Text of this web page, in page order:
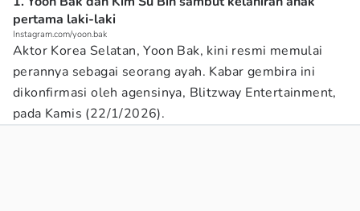
pertama laki-laki
Instagram.com/yoon.bak
Aktor Korea Selatan, Yoon Bak, kini resmi memulai
perannya sebagai seorang ayah. Kabar gembira ini
dikonfirmasi oleh agensinya, Blitzway Entertainment,
pada Kamis (22/1/2026).